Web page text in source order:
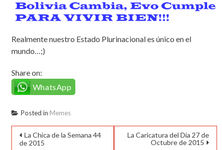
Realmente nuestro Estado Plurinacional es único en el
mundo…;)
Share on:
WhatsApp
Posted in Memes
Navegación
La Chica de la Semana 44
de 2015
La Caricatura del Día 27 de
Octubre de 2015